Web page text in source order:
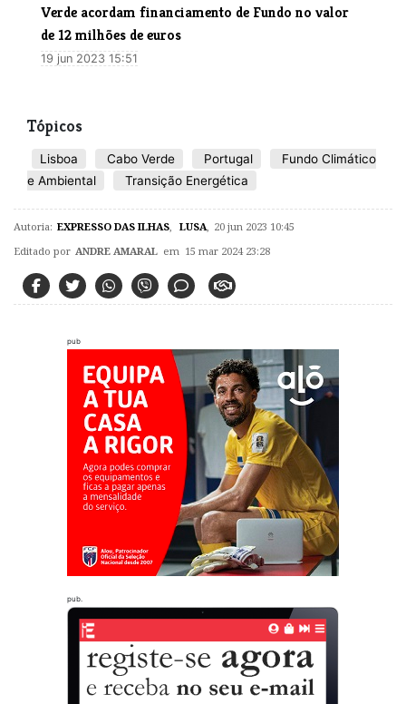
Verde acordam financiamento de Fundo no valor
de 12 milhões de euros
19 jun 2023 15:51
Tópicos
Lisboa Cabo Verde Portugal
Fundo Climático
e Ambiental
Transição Energética
Autoria: EXPRESSO DAS ILHAS LUSA 20 jun 2023 10:45
Editado por ANDRE AMARAL em 15 mar 2024 23:28
pub
pub.